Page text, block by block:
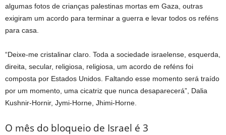
algumas fotos de crianças palestinas mortas em Gaza, outras
exigiram um acordo para terminar a guerra e levar todos os reféns
para casa.
“Deixe-me cristalinar claro. Toda a sociedade israelense, esquerda,
direita, secular, religiosa, religiosa, um acordo de reféns foi
composta por Estados Unidos. Faltando esse momento será traído
por um momento, uma cicatriz que nunca desaparecerá”, Dalia
Kushnir-Hornir, Jymi-Horne, Jhimi-Horne.
O mês do bloqueio de Israel é 3